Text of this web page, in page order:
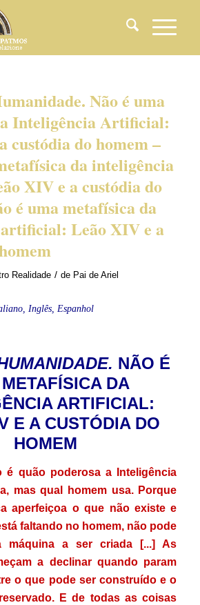
Não é uma
Inteligência Artificial:
custódia do homem –
da inteligência
XIV e a custódia do
é uma metafísica da
Leão XIV e a
Realidade / de Pai de Ariel
Inglês, Espanhol
NÃO É
DA
ARTIFICIAL:
E A CUSTÓDIA DO
HOMEM
é quão poderosa a Inteligência
mas qual homem usa. Porque
aperfeiçoa o que não existe e
faltando no homem, não pode
máquina a ser criada [...] As
a declinar quando param
o que pode ser construído e o
E de todas as coisas